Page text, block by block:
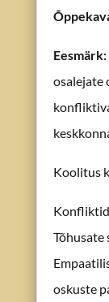
Eesmärk:
osalejate
Koolitus
oskuste